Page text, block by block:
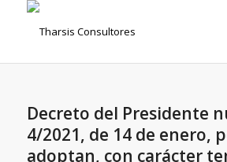
Decreto del Presidente
4/2021, de 14 de enero,
adoptan, con carácter